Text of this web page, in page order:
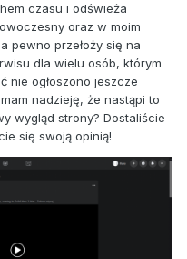
czasu i odświeża
oraz w moim
pewno przełoży się na
dla wielu osób, którym
nie ogłoszono jeszcze
nadzieję, że nastąpi to
wygląd strony? Dostaliście
się swoją opinią!